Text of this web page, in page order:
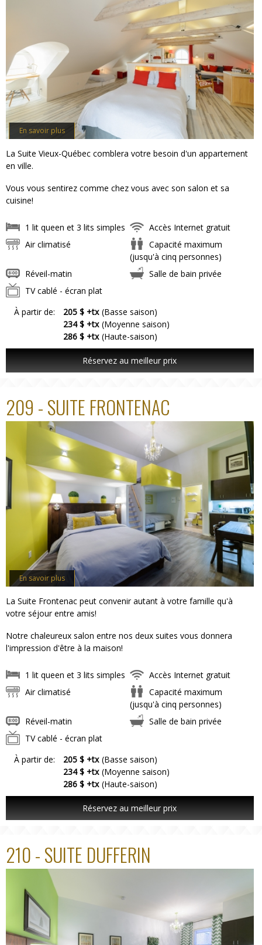
En savoir plus
La Suite Vieux-Québec comblera votre besoin d'un appartement
en ville.
Vous vous sentirez comme chez vous avec son salon et sa
cuisine!
1 lit queen et 3 lits simples
Accès Internet gratuit
Air climatisé
Capacité maximum
(jusqu'à cinq personnes)
Réveil-matin
Salle de bain privée
TV cablé - écran plat
À partir de:
205 $ +tx (Basse saison)
234 $ +tx (Moyenne saison)
286 $ +tx (Haute-saison)
Réservez au meilleur prix
209 - SUITE FRONTENAC
En savoir plus
La Suite Frontenac peut convenir autant à votre famille qu'à
votre séjour entre amis!
Notre chaleureux salon entre nos deux suites vous donnera
l'impression d'être à la maison!
1 lit queen et 3 lits simples
Accès Internet gratuit
Air climatisé
Capacité maximum
(jusqu'à cinq personnes)
Réveil-matin
Salle de bain privée
TV cablé - écran plat
À partir de:
205 $ +tx (Basse saison)
234 $ +tx (Moyenne saison)
286 $ +tx (Haute-saison)
Réservez au meilleur prix
210 - SUITE DUFFERIN